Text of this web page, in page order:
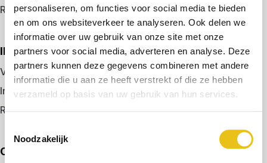
personaliseren, om functies voor social media te bieden
en om ons websiteverkeer te analyseren. Ook delen we
informatie over uw gebruik van onze site met onze
partners voor social media, adverteren en analyse. Deze
partners kunnen deze gegevens combineren met andere
informatie die u aan ze heeft verstrekt of die ze hebben
verzameld op basis van uw gebruik van hun services.
Noodzakelijk
Registreren
IK BEN WERKGEVER
Vacature plaatsen
Inloggen
Registreren
OVER ONS